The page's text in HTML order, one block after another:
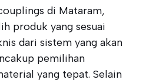
di Mataram,
produk yang sesuai
dari sistem yang akan
pemilihan
yang tepat. Selain